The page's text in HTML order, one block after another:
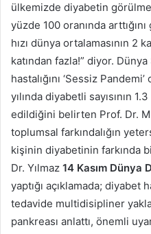
ülkemizde diyabetin görülme
yüzde 100 oranında
hızı dünya ortalamasının 2
katından fazla!” diyor.
hastalığını ‘Sessiz
yılında diyabetli sayısının
edildiğini belirten Prof. Dr.
toplumsal farkındalığın
kişinin diyabetinin farkında
Dr. Yılmaz 14 Kasım Dünya
yaptığı açıklamada;
tedavide multidisipliner
pankreası anlattı, önemli